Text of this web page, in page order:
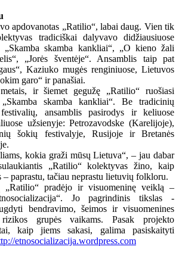
apdovanotas „Ratilio“, labai daug. Vien tik
tradiciškai dalyvavo didžiausiuose
„Skamba skamba kankliai“, „O kieno žali
„Jorės šventėje“. Ansamblis taip pat
Kaziuko mugės renginiuose, Lietuvos
garo“ ir panašiai.
ir šiemet gegužę „Ratilio“ ruošiasi
skamba kankliai“. Be tradicinių
ansamblis pasirodys ir keliuose
užsienyje: Petrozavodske (Karelijoje),
šokių festivalyje, Rusijoje ir Bretanės
kokia graži mūsų Lietuva“, – jau dabar
„Ratilio“ kolektyvas žino, kaip
– paprastu, tačiau neprastu lietuvių folkloru.
„Ratilio“ pradėjo ir visuomeninę veiklą –
Jo pagrindinis tikslas -
bendravimo, šeimos ir visuomenines
grupės vaikams. Pasak projekto
kaip jiems sakasi, galima pasiskaityti
etnosocializacija.wordpress.com